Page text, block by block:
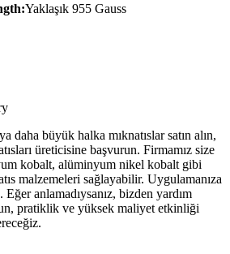
Yaklaşık 955 Gauss
daha büyük halka mıknatıslar satın alın,
üreticisine başvurun. Firmamız size
kobalt, alüminyum nikel kobalt gibi
malzemeleri sağlayabilir. Uygulamanıza
anlamadıysanız, bizden yardım
pratiklik ve yüksek maliyet etkinliği